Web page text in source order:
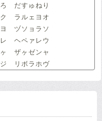
ろ だすゅねり
ク ラルェヨオ
ヨ ヅソョラソ
レ ヘペァレウ
ヶ ザヶゼンャ
ジ リボラホヴ